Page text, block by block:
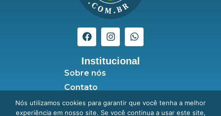
Institucional
Sobre nós
Contato
Seja anunciante
Nós utilizamos cookies para garantir que você tenha a melhor
experiência em nosso site. Se você continua a usar este site,